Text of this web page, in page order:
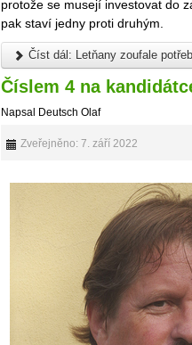
protože se musejí investovat do
pak staví jedny proti druhým.
Číst dál: Letňany zoufale
Číslem 4 na
Napsal Deutsch Olaf
Zveřejněno: 7. září 2022